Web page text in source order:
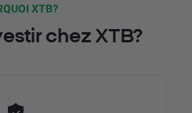
XTB?
chez XTB?